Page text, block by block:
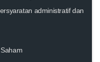
administratif dan